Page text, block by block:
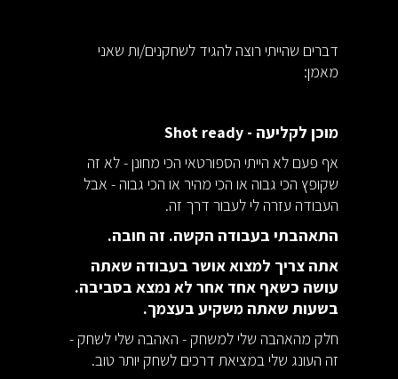
דברים שהייתי רוצה להגיד לשחקנים/ות שאני
מאמן:
מוכן לקליעה - Shot ready
אף פעם לא הייתי הספורטאי הכי מחונן - לא זה
שקופץ הכי גבוה או הכי מהיר או הכי גבוה - אבל
העבודה עזרה לי לעבור דרך זה.
התאהבתי בעבודה הקשה. זה חובה.
אתה צריך למצוא אושר בעבודה שאתה
עושה כשאף אחד אחר לא נמצא בסביבה.
בשעות שאתה משקיע בעצמך.
חלק מהאהבה שלי למשחק - האהבה שלי לשחק -
זה העונג שלי במציאת דרכים לשחק יותר טוב.